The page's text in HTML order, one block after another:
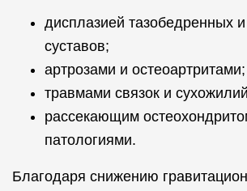
дисплазией тазобедренных
суставов;
артрозами и остеоартритами;
травмами связок и
рассекающим
патологиями.
Благодаря снижению